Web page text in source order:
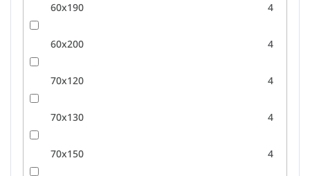
60x190 4
60x200 4
70x120 4
70x130 4
70x150 4